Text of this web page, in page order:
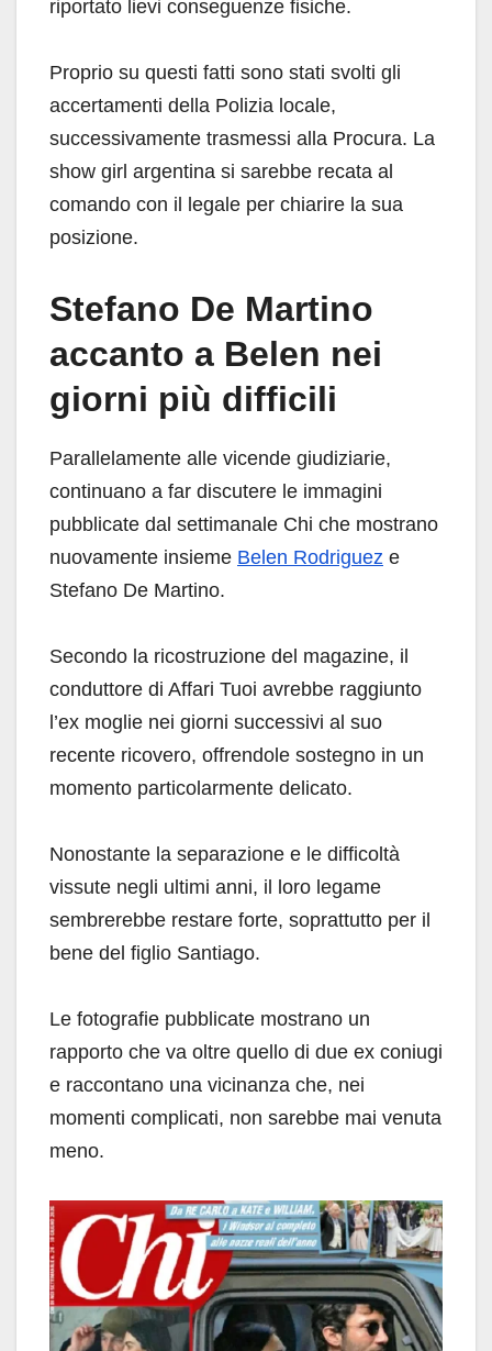
riportato lievi conseguenze fisiche.
Proprio su questi fatti sono stati svolti gli
accertamenti della Polizia locale,
successivamente trasmessi alla Procura. La
show girl argentina si sarebbe recata al
comando con il legale per chiarire la sua
posizione.
Stefano De Martino
accanto a Belen nei
giorni più difficili
Parallelamente alle vicende giudiziarie,
continuano a far discutere le immagini
pubblicate dal settimanale Chi che mostrano
nuovamente insieme Belen Rodriguez e
Stefano De Martino.
Secondo la ricostruzione del magazine, il
conduttore di Affari Tuoi avrebbe raggiunto
l’ex moglie nei giorni successivi al suo
recente ricovero, offrendole sostegno in un
momento particolarmente delicato.
Nonostante la separazione e le difficoltà
vissute negli ultimi anni, il loro legame
sembrerebbe restare forte, soprattutto per il
bene del figlio Santiago.
Le fotografie pubblicate mostrano un
rapporto che va oltre quello di due ex coniugi
e raccontano una vicinanza che, nei
momenti complicati, non sarebbe mai venuta
meno.